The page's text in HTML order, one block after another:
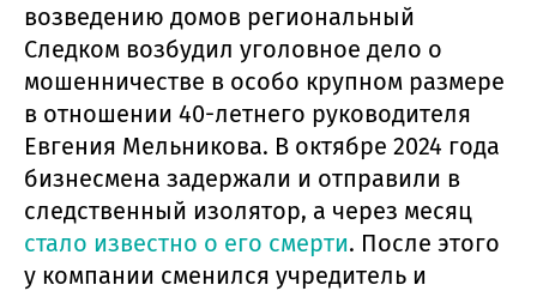
возведению домов региональный
Следком возбудил уголовное дело о
мошенничестве в особо крупном размере
в отношении 40-летнего руководителя
Евгения Мельникова. В октябре 2024 года
бизнесмена задержали и отправили в
следственный изолятор, а через месяц
стало известно о его смерти. После этого
у компании сменился учредитель и